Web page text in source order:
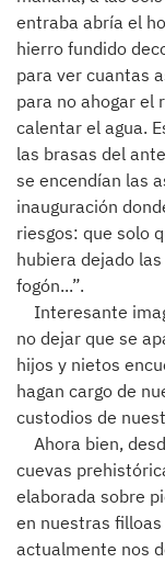
entraba abría el
hierro fundido
para ver cuantas
para no ahogar el
calentar el agua.
las brasas del
se encendían las
inauguración
riesgos: que solo
hubiera dejado
fogón...”.
Interesante
no dejar que se
hijos y nietos
hagan cargo de
custodios de
Ahora bien,
cuevas
elaborada sobre
en nuestras
actualmente nos